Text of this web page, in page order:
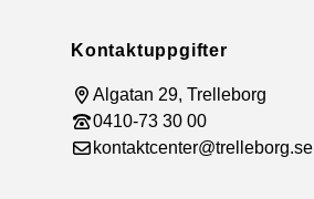
Kontaktuppgifter
Algatan 29, Trelleborg
0410-73 30 00
kontaktcenter@trelleborg.se